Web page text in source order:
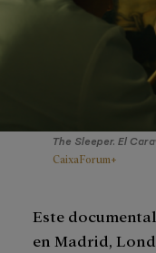
The Sleeper. El
CaixaForum+
Este
en Madrid,